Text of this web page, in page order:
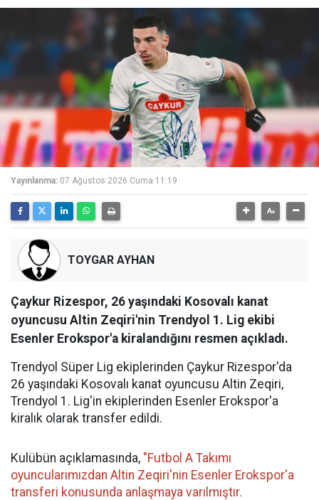
Yayınlanma: 07 Ağustos 2026 Cuma 11:19
TOYGAR AYHAN
Çaykur Rizespor, 26 yaşındaki Kosovalı kanat
oyuncusu Altin Zeqiri'nin Trendyol 1. Lig ekibi
Esenler Erokspor'a kiralandığını resmen açıkladı.
Trendyol Süper Lig ekiplerinden Çaykur Rizespor'da
26 yaşındaki Kosovalı kanat oyuncusu Altin Zeqiri,
Trendyol 1. Lig'in ekiplerinden Esenler Erokspor'a
kiralık olarak transfer edildi.
Kulübün açıklamasında, "Futbol A Takımı
oyuncularımızdan Altin Zeqiri'nin Esenler Erokspor'a
transferi konusunda anlaşmaya varılmıştır.